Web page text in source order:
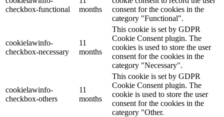
checkbox-functional
months
consent for the cookies in the
category "Functional".
cookielawinfo-
checkbox-necessary
11
months
This cookie is set by GDPR
Cookie Consent plugin. The
cookies is used to store the user
consent for the cookies in the
category "Necessary".
cookielawinfo-
checkbox-others
11
months
This cookie is set by GDPR
Cookie Consent plugin. The
cookie is used to store the user
consent for the cookies in the
category "Other.